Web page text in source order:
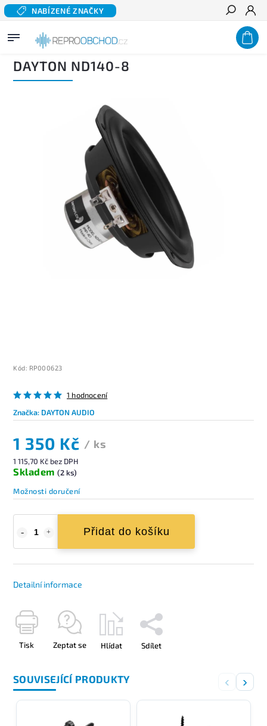
NABÍZENÉ ZNAČKY
Hledat
Domů/ Domácí audio/Komponentní reproduktory hi-fi
Basové a středobasové
reproduktory/DAYTON ND140-8
DAYTON ND140-8
Kód: RP000623
1 hodnocení
Značka: DAYTON AUDIO
1 350 Kč / ks
1 115,70 Kč bez DPH
Skladem (2 ks)
Možnosti doručení
Přidat do košíku
Detailní informace
Tisk Zeptat se Hlídat Sdílet
SOUVISEJÍCÍ PRODUKTY ‹ ›